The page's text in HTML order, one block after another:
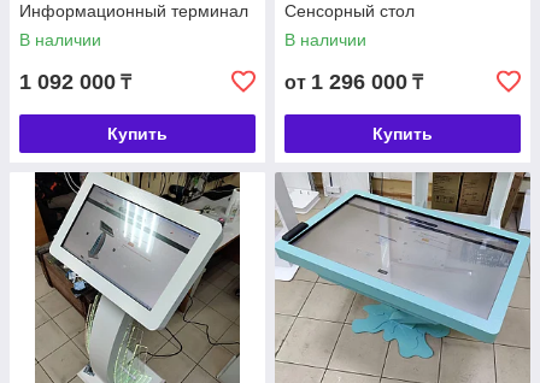
Информационный терминал
В наличии
1 092 000 ₸
Купить
Сенсорный стол
В наличии
от 1 296 000 ₸
Купить